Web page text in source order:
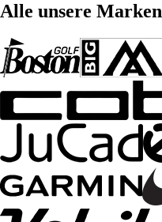
Alle unsere Marken